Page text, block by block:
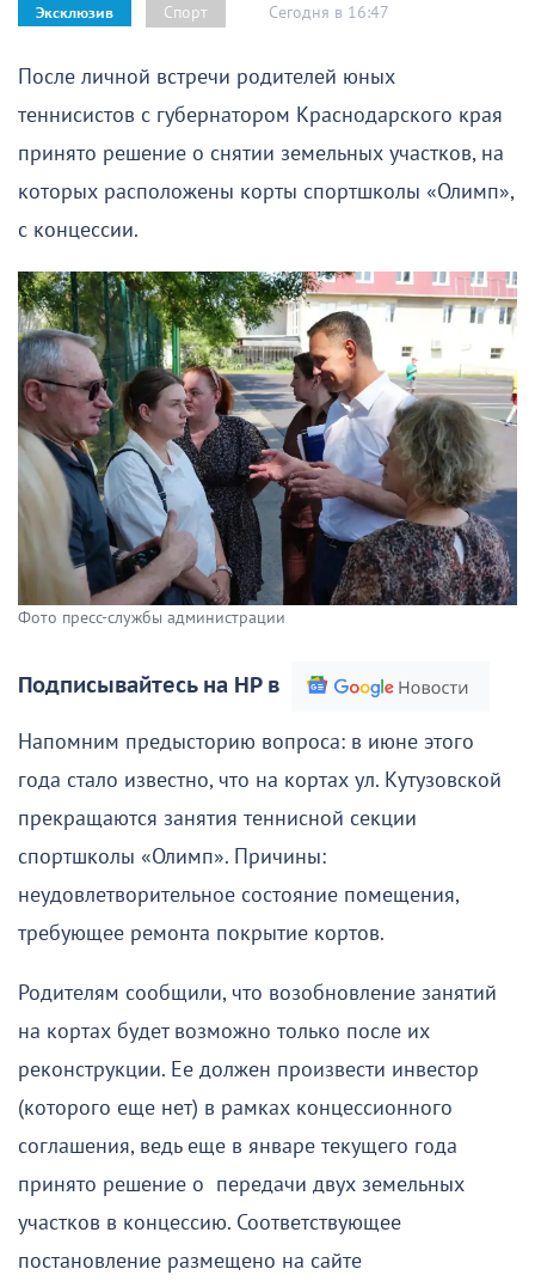
Эксклюзив Спорт Сегодня в 16:47
После личной встречи родителей юных
теннисистов с губернатором Краснодарского края
принято решение о снятии земельных участков, на
которых расположены корты спортшколы «Олимп»,
с концессии.
Фото пресс-службы администрации
Подписывайтесь на НР в
Напомним предысторию вопроса: в июне этого
года стало известно, что на кортах ул. Кутузовской
прекращаются занятия теннисной секции
спортшколы «Олимп». Причины:
неудовлетворительное состояние помещения,
требующее ремонта покрытие кортов.
Родителям сообщили, что возобновление занятий
на кортах будет возможно только после их
реконструкции. Ее должен произвести инвестор
(которого еще нет) в рамках концессионного
соглашения, ведь еще в январе текущего года
принято решение о передачи двух земельных
участков в концессию. Соответствующее
постановление размещено на сайте